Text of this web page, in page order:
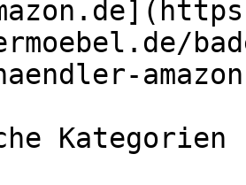
Kategorien